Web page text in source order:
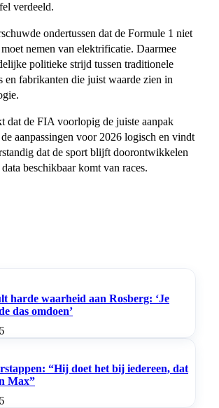
verdeeld.
ondertussen dat de Formule 1 niet
nemen van elektrificatie. Daarmee
politieke strijd tussen traditionele
en fabrikanten die juist waarde zien in
dat de FIA voorlopig de juiste aanpak
aanpassingen voor 2026 logisch en vindt
dat de sport blijft doorontwikkelen
beschikbaar komt van races.
harde waarheid aan Rosberg: ‘Je
das omdoen’
“Hij doet het bij iedereen, dat
Max”